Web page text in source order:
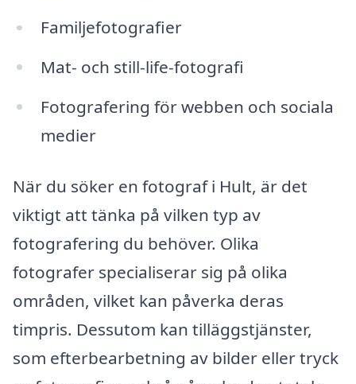
Familjefotografier
Mat- och still-life-fotografi
Fotografering för webben och sociala
medier
När du söker en fotograf i Hult, är det
viktigt att tänka på vilken typ av
fotografering du behöver. Olika
fotografer specialiserar sig på olika
områden, vilket kan påverka deras
timpris. Dessutom kan tilläggstjänster,
som efterbearbetning av bilder eller tryck